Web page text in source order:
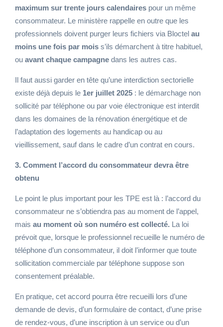
maximum sur trente jours calendaires pour un même
consommateur. Le ministère rappelle en outre que les
professionnels doivent purger leurs fichiers via Bloctel au
moins une fois par mois s’ils démarchent à titre habituel,
ou avant chaque campagne dans les autres cas.
Il faut aussi garder en tête qu’une interdiction sectorielle
existe déjà depuis le 1er juillet 2025 : le démarchage non
sollicité par téléphone ou par voie électronique est interdit
dans les domaines de la rénovation énergétique et de
l’adaptation des logements au handicap ou au
vieillissement, sauf dans le cadre d’un contrat en cours.
3. Comment l’accord du consommateur devra être
obtenu
Le point le plus important pour les TPE est là : l’accord du
consommateur ne s’obtiendra pas au moment de l’appel,
mais au moment où son numéro est collecté. La loi
prévoit que, lorsque le professionnel recueille le numéro de
téléphone d’un consommateur, il doit l’informer que toute
sollicitation commerciale par téléphone suppose son
consentement préalable.
En pratique, cet accord pourra être recueilli lors d’une
demande de devis, d’un formulaire de contact, d’une prise
de rendez-vous, d’une inscription à un service ou d’un